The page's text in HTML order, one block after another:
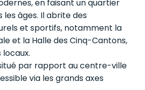
en faisant un quartier
âges. Il abrite des
et sportifs, notamment la
et la Halle des Cinq-Cantons,
par rapport au centre-ville
via les grands axes